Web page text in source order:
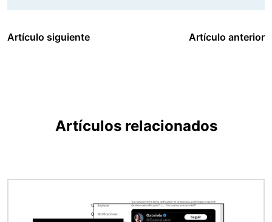
Artículo siguiente Artículo anterior
Artículos relacionados